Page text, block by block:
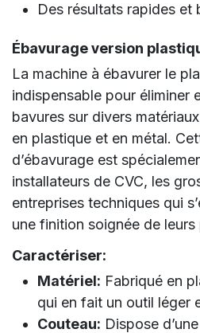
Des résultats rapides et
Ébavurage version
La machine à ébavurer le
indispensable pour éliminer
bavures sur divers
en plastique et en métal.
d’ébavurage est
installateurs de CVC, les
entreprises techniques qui
une finition soignée de leurs
Caractériser:
Matériel: Fabriqué en
qui en fait un outil léger
Couteau: Dispose